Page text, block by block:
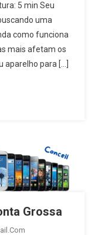
5 min Seu
uma
como funciona
mais afetam os
aparelho para […]
Grossa